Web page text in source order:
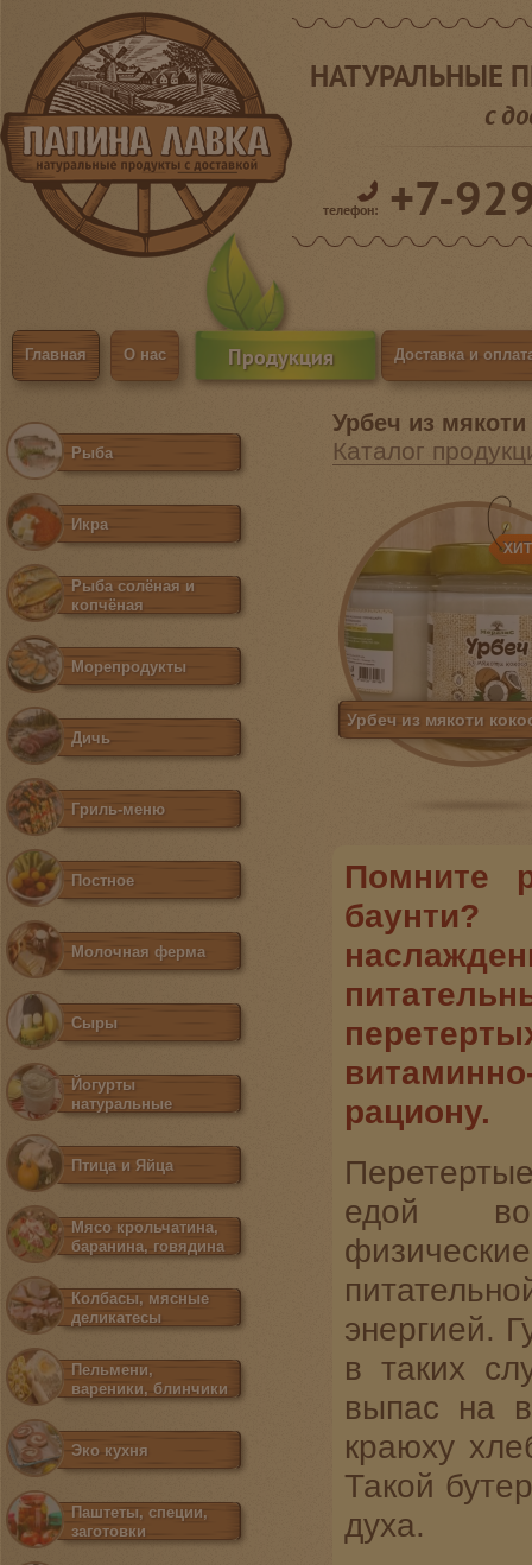
Главная О нас Продукция Доставка и
НАТУРАЛЬНЫЕ
с
телефон: +7-
Урбеч из мякоти
Каталог
Урбеч из мякоти
Помните
рациону.
едой
энергией.
в таких
выпас на
краюху
Такой
духа.
Рыба
Икра
Рыба солёная и
копчёная
Морепродукты
Дичь
Гриль-меню
Постное
Молочная ферма
Сыры
Йогурты
натуральные
Птица и Яйца
Мясо крольчатина,
баранина, говядина
Колбасы, мясные
деликатесы
Пельмени,
вареники, блинчики
Эко кухня
Паштеты, специи,
заготовки